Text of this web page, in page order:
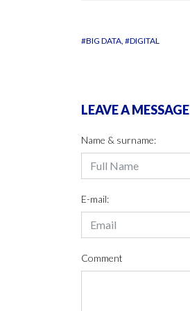
#BIG DATA #DIGITAL
LEAVE A MESSAGE
Name & surname:
E-mail:
Comment